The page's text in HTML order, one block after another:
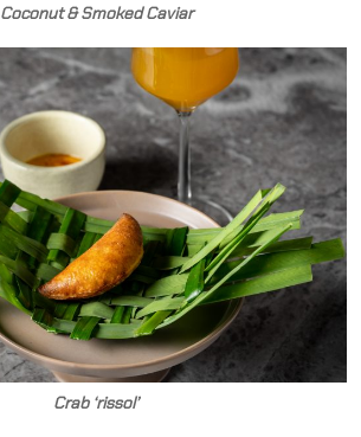
Coconut & Smoked Caviar
Crab ‘rissol’